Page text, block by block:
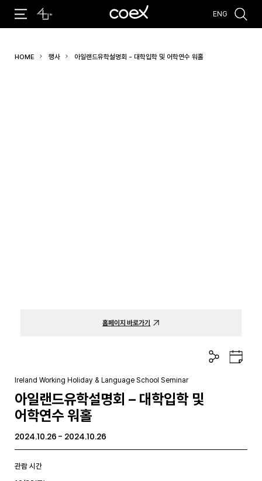
#코엑스 전시 #행사 #주차안내 #편의시설
#오시는 길
ENG
HOME 행사 아일랜드유학설명회 - 대학입학 및 어학연수 워홀
홈페이지 바로가기
공
유
구
글
Ireland Working Holiday & Language School Seminar
아일랜드유학설명회 – 대학입학 및
어학연수 워홀
2024.10.26 - 2024.10.26
관람 시간